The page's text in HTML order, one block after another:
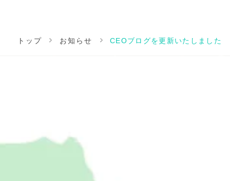
トップ お知らせ CEOブログを更新いたしました